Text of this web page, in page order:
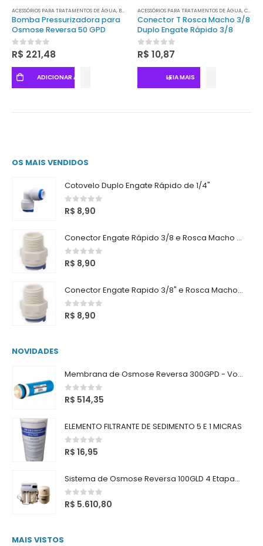
ACESSÓRIOS PARA TRATAMENTOS DE ÁGUA, BOMBAS PRESSURIZADORAS
Bomba Pressurizadora para
Osmose Reversa 50 GPD
0out of 5
R$ 221,48
ADICIONAR AO CARRINHO
ACESSÓRIOS PARA TRATAMENTOS DE ÁGUA,CONECTORES
Conector T Rosca Macho 3/8
Duplo Engate Rápido 3/8
0out of 5
R$ 10,87
LEIA MAIS
OS MAIS VENDIDOS
Cotovelo Duplo Engate Rápido de 1/4"
0out of 5
R$ 8,90
Conector Engate Rápido 3/8 e Rosca Macho 3/8
0out of 5
R$ 8,90
Conector Engate Rapido 3/8" e Rosca Macho 1/2"
0out of 5
R$ 8,90
NOVIDADES
Membrana de Osmose Reversa 300GPD - Vontron
0out of 5
R$ 514,35
ELEMENTO FILTRANTE DE SEDIMENTO 5 E 1 MICRAS
0out of 5
R$ 16,95
Sistema de Osmose Reversa 100GLD 4 Etapas com Reservatório
0out of 5
R$ 5.610,80
MAIS VISTOS